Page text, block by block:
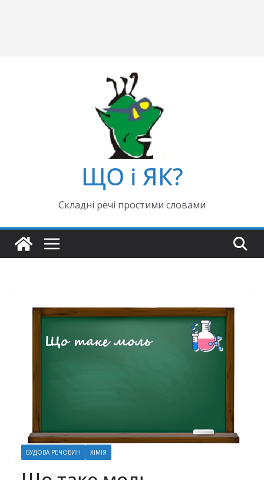
ЩО і ЯК?
Складні речі простими словами
БУДОВА РЕЧОВИН ХІМІЯ